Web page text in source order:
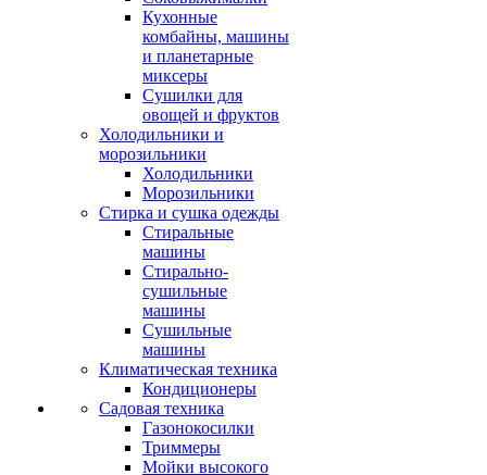
Кухонные
комбайны, машины
и планетарные
миксеры
Сушилки для
овощей и фруктов
Холодильники и
морозильники
Холодильники
Морозильники
Стирка и сушка одежды
Стиральные
машины
Стирально-
сушильные
машины
Сушильные
машины
Климатическая техника
Кондиционеры
Садовая техника
Газонокосилки
Триммеры
Мойки высокого